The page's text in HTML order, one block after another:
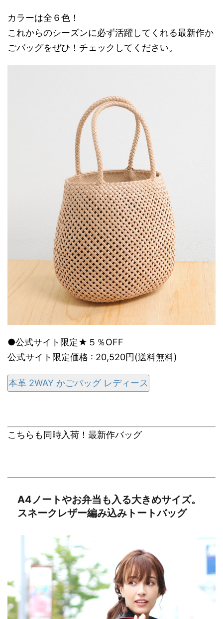
カラーは全６色！
これからのシーズンに必ず活躍してくれる最新作か
ごバッグをぜひ！チェックしてください。
●公式サイト限定★５％OFF
公式サイト限定価格 : 20,520円(送料無料)
本革 2WAY かごバッグ レディース
こちらも同時入荷！最新作バッグ
A4ノートやお弁当も入る大きめサイズ。
スネークレザー編み込みトートバッグ